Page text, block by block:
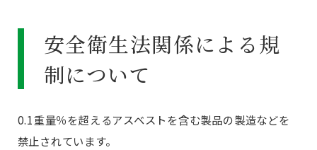
安全衛生法関係による規
制について
0.1重量％を超えるアスベストを含む製品の製造などを
禁止されています。